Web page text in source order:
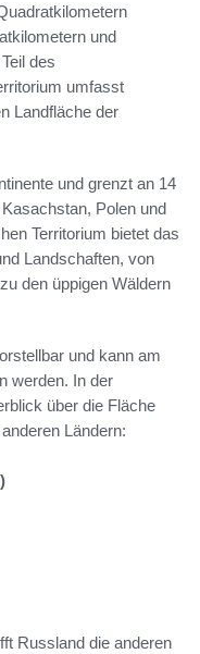
und
des
umfasst
Landfläche der
und grenzt an 14
Polen und
Territorium bietet das
Landschaften, von
den üppigen Wäldern
und kann am
werden. In der
über die Fläche
Ländern:
Russland die anderen